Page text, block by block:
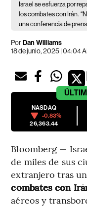
Israel se esfuerza por
los combates con Irán.
una conferencia de
PorDan Williams
18 de junio, 2025 | 04:04
NASDAQ
-0.83%
26,363.44
Bloomberg —
de miles de sus
extranjero tras
combates con
aéreos y